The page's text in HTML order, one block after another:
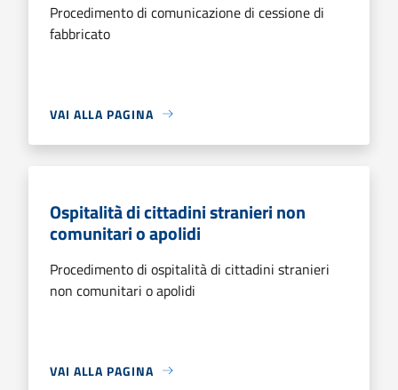
Procedimento di comunicazione di cessione di
fabbricato
VAI ALLA PAGINA
Ospitalità di cittadini stranieri non
comunitari o apolidi
Procedimento di ospitalità di cittadini stranieri
non comunitari o apolidi
VAI ALLA PAGINA